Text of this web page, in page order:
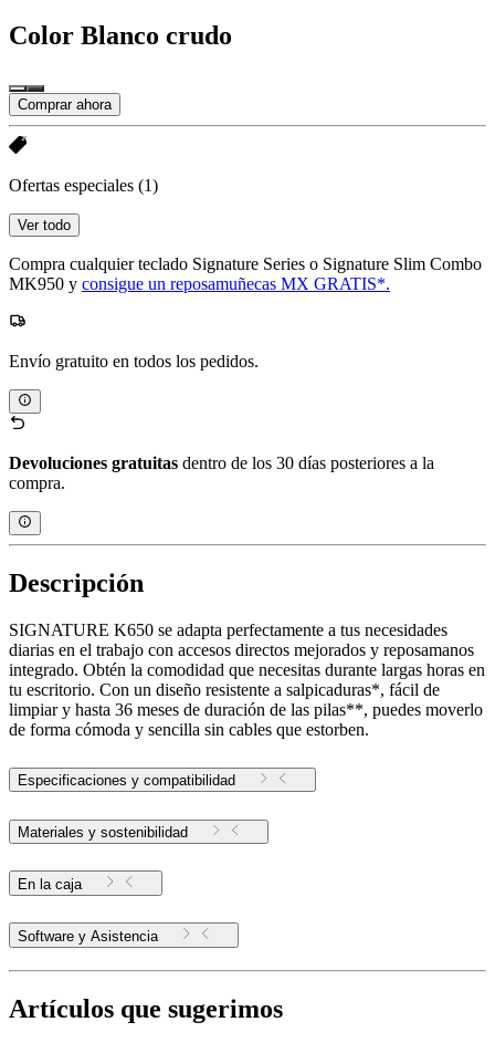
Color Blanco crudo
Comprar ahora
Ofertas especiales (1)
Ver todo
Compra cualquier teclado Signature Series o Signature Slim Combo
MK950 y consigue un reposamuñecas MX GRATIS*.
Envío gratuito en todos los pedidos.
Devoluciones gratuitas dentro de los 30 días posteriores a la
compra.
Descripción
SIGNATURE K650 se adapta perfectamente a tus necesidades
diarias en el trabajo con accesos directos mejorados y reposamanos
integrado. Obtén la comodidad que necesitas durante largas horas en
tu escritorio. Con un diseño resistente a salpicaduras*, fácil de
limpiar y hasta 36 meses de duración de las pilas**, puedes moverlo
de forma cómoda y sencilla sin cables que estorben.
Especificaciones y compatibilidad
Materiales y sostenibilidad
En la caja
Software y Asistencia
Artículos que sugerimos